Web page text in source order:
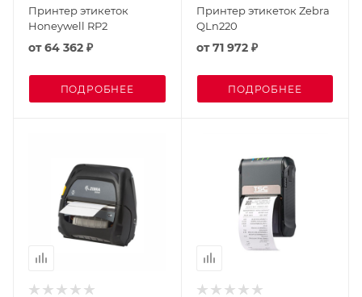
Принтер этикеток
Honeywell RP2
от64 362 ₽
ПОДРОБНЕЕ
Принтер этикеток Zebra
QLn220
от71 972 ₽
ПОДРОБНЕЕ